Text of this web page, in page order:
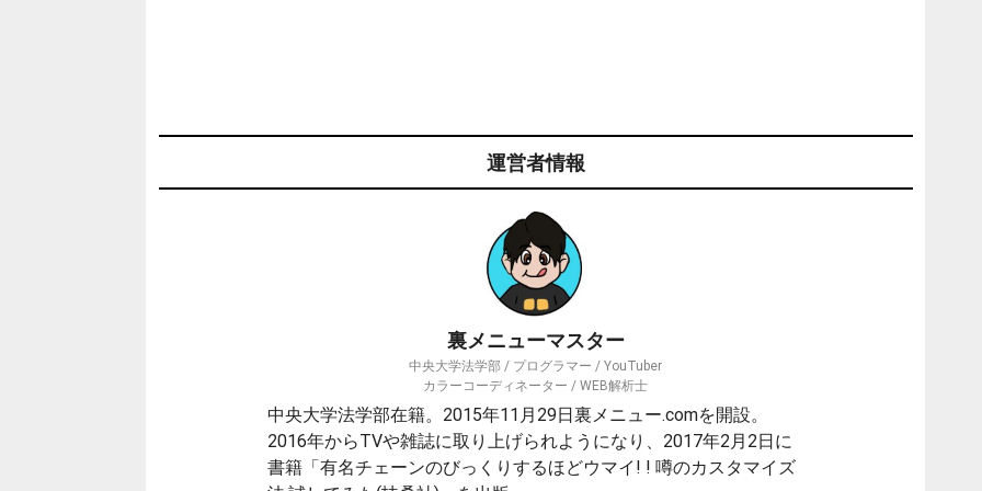
運営者情報
裏メニューマスター
中央大学法学部 / プログラマー / YouTuber
カラーコーディネーター / WEB解析士
中央大学法学部在籍。2015年11月29日裏メニュー.comを開設。
2016年からTVや雑誌に取り上げられようになり、2017年2月2日に
書籍「有名チェーンのびっくりするほどウマイ! ! 噂のカスタマイズ